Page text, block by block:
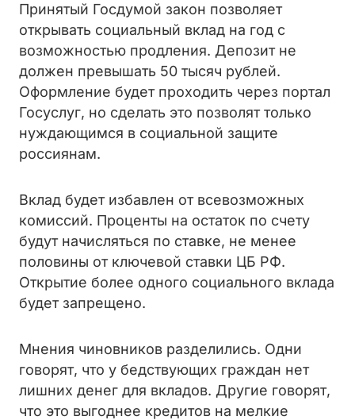
Принятый Госдумой закон позволяет
открывать социальный вклад на год с
возможностью продления. Депозит не
должен превышать 50 тысяч рублей.
Оформление будет проходить через портал
Госуслуг, но сделать это позволят только
нуждающимся в социальной защите
россиянам.
Вклад будет избавлен от всевозможных
комиссий. Проценты на остаток по счету
будут начисляться по ставке, не менее
половины от ключевой ставки ЦБ РФ.
Открытие более одного социального вклада
будет запрещено.
Мнения чиновников разделились. Одни
говорят, что у бедствующих граждан нет
лишних денег для вкладов. Другие говорят,
что это выгоднее кредитов на мелкие